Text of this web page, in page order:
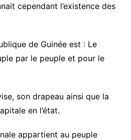
cependant l’existence des
de Guinée est : Le
par le peuple et pour le
son drapeau ainsi que la
en l’état.
appartient au peuple